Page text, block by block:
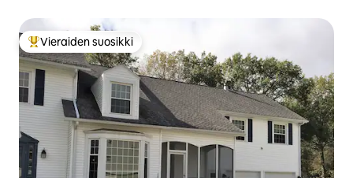
Vieraiden suosikkien parhaimmistoa
Vieraiden suosikki